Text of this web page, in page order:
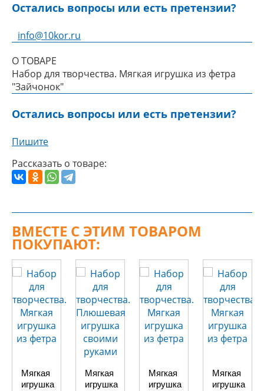
Остались вопросы или есть претензии?
info@10kor.ru
О ТОВАРЕ
Набор для творчества. Мягкая игрушка из фетра
"Зайчонок"
Остались вопросы или есть претензии?
Пишите
Рассказать о товаре:
ВМЕСТЕ С ЭТИМ ТОВАРОМ
ПОКУПАЮТ:
Мягкая
игрушка
Мягкая
игрушка
Мягкая
игрушка
Мягкая
игрушка